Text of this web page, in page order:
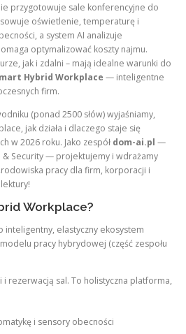
przygotowuje sale konferencyjne do
oświetlenie, temperaturę i
a system AI analizuje
optymalizować koszty najmu.
jak i zdalni – mają idealne warunki do
Hybrid Workplace — inteligentne
firm.
(ponad 2500 słów) wyjaśniamy,
jak działa i dlaczego staje się
w 2026 roku. Jako zespół dom-ai.pl —
& Security — projektujemy i wdrażamy
pracy dla firm, korporacji i
Workplace?
inteligentny, elastyczny ekosystem
pracy hybrydowej (część zespołu
rezerwacją sal. To holistyczna platforma,
i sensory obecności